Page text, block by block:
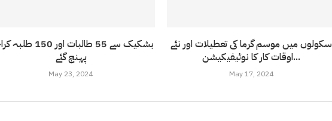
بشکیک سے 55 طالبات اور
پہنچ گئے
May 23, 2024
سکولوں میں موسم گرما کی تعطیلات اور نئے
اوقات کار کا نوٹیفیکیشن...
May 17, 2024